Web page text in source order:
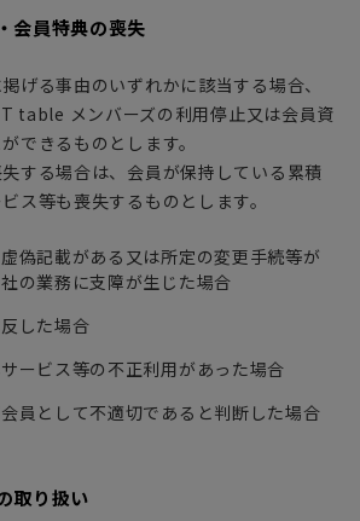
員特典の喪失
げる事由のいずれかに該当する場合、
table メンバーズの利用停止又は会員資
できるものとします。
する場合は、会員が保持している累積
ス等も喪失するものとします。
偽記載がある又は所定の変更手続等が
の業務に支障が生じた場合
した場合
ービス等の不正利用があった場合
員として不適切であると判断した場合
取り扱い